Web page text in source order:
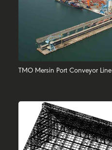
TMO Mersin Port Conveyor Line